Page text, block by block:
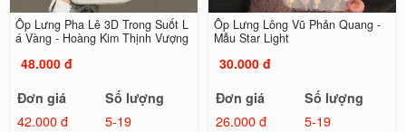
Ốp Lưng Pha Lê 3D Trong Suốt L
á Vàng - Hoàng Kim Thịnh Vượng
48.000 đ
Đơn giá
Số lượng
42.000 đ
5-19
Ốp Lưng Lông Vũ Phản Quang -
Mẫu Star Light
30.000 đ
Đơn giá
Số lượng
26.000 đ
5-19